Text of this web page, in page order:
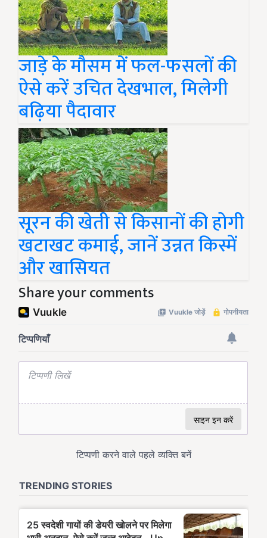
जाड़े के मौसम में फल-फसलों की
ऐसे करें उचित देखभाल, मिलेगी
बढ़िया पैदावार
सूरन की खेती से किसानों की होगी
खटाखट कमाई, जानें उन्नत किस्में
और खासियत
Share your comments